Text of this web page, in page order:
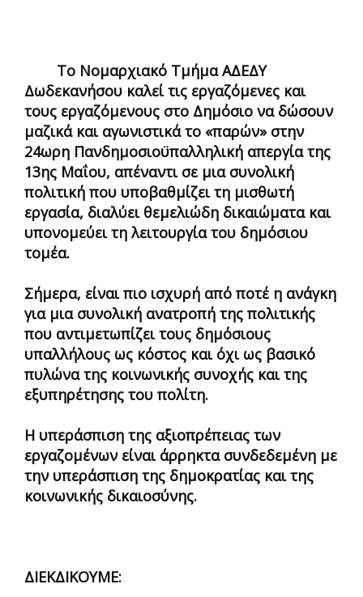
Το Νομαρχιακό Τμήμα ΑΔΕΔΥ
Δωδεκανήσου καλεί τις εργαζόμενες και
τους εργαζόμενους στο Δημόσιο να δώσουν
μαζικά και αγωνιστικά το «παρών» στην
24ωρη Πανδημοσιοϋπαλληλική απεργία της
13ης Μαΐου, απέναντι σε μια συνολική
πολιτική που υποβαθμίζει τη μισθωτή
εργασία, διαλύει θεμελιώδη δικαιώματα και
υπονομεύει τη λειτουργία του δημόσιου
τομέα.
Σήμερα, είναι πιο ισχυρή από ποτέ η ανάγκη
για μια συνολική ανατροπή της πολιτικής
που αντιμετωπίζει τους δημόσιους
υπαλλήλους ως κόστος και όχι ως βασικό
πυλώνα της κοινωνικής συνοχής και της
εξυπηρέτησης του πολίτη.
Η υπεράσπιση της αξιοπρέπειας των
εργαζομένων είναι άρρηκτα συνδεδεμένη με
την υπεράσπιση της δημοκρατίας και της
κοινωνικής δικαιοσύνης.
ΔΙΕΚΔΙΚΟΥΜΕ: